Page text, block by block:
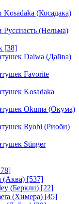
(Косадака)
(Нельма)
[38]
Daiwa (Дайва)
Favorite
Kosadaka
Okuma (Окума)
Ryobi (Риоби)
Stinger
(Аква) [537]
(Беркли) [22]
(Химера) [45]